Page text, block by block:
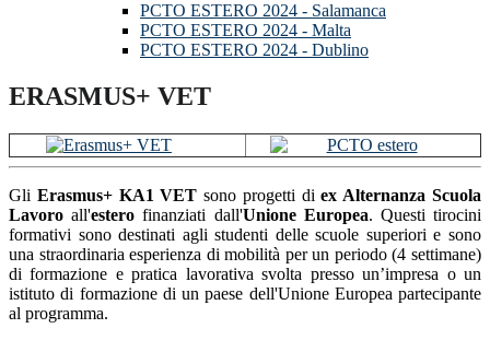
PCTO ESTERO 2024 - Salamanca
PCTO ESTERO 2024 - Malta
PCTO ESTERO 2024 - Dublino
ERASMUS+ VET
Gli Erasmus+ KA1 VET sono progetti diex Alternanza Scuola
Lavoro all'estero finanziati dall'Unione Europea. Questi tirocini
formativi sono destinati agli studenti delle scuole superiori e sono
una straordinaria esperienza di mobilità per un periodo (4 settimane)
di formazione e pratica lavorativa svolta presso un’impresa o un
istituto di formazione di un paese dell'Unione Europea partecipante
al programma.